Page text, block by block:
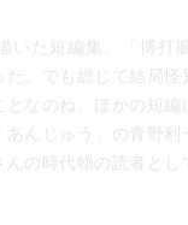
いた短編集。「博打
た。でも総じて結局怪
となのね。ほかの短編
あんじゅう」の青野利
の時代物の読者とし